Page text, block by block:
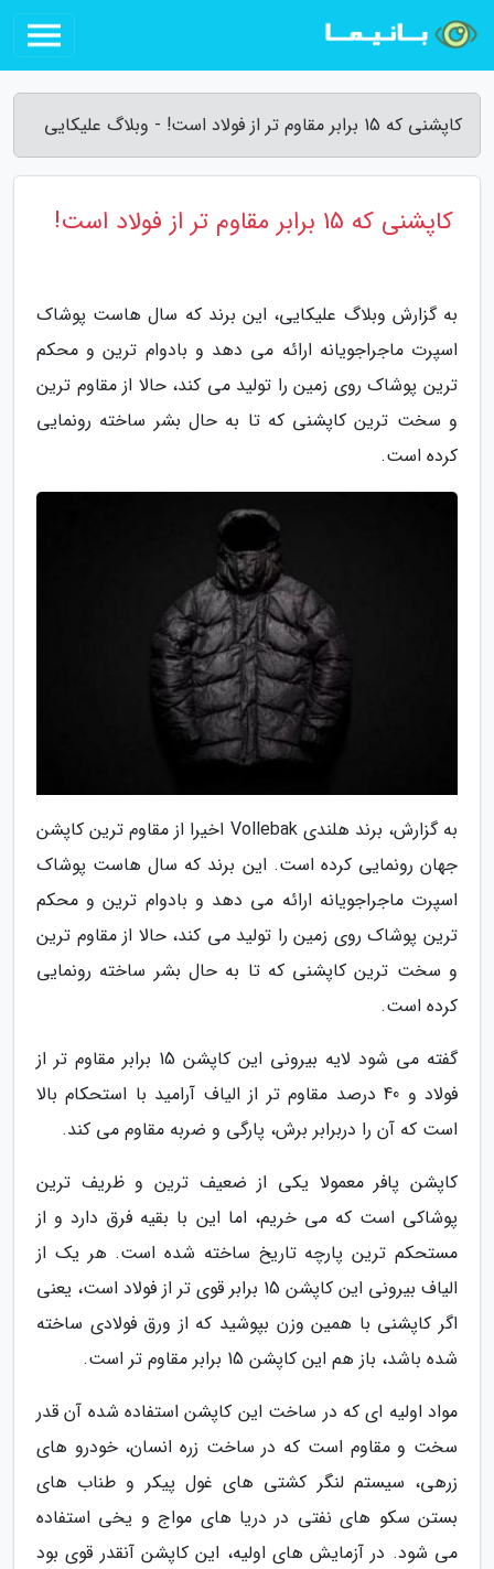
کاپشنی که 15 برابر مقاوم تر از فولاد است! - وبلاگ علیکایی
کاپشنی که 15 برابر مقاوم تر از فولاد است!
به گزارش وبلاگ علیکایی، این برند که سال هاست پوشاک
اسپرت ماجراجویانه ارائه می دهد و بادوام ترین و محکم
ترین پوشاک روی زمین را تولید می کند، حالا از مقاوم ترین
و سخت ترین کاپشنی که تا به حال بشر ساخته رونمایی
کرده است.
به گزارش، برند هلندی Vollebak اخیرا از مقاوم ترین کاپشن
جهان رونمایی کرده است. این برند که سال هاست پوشاک
اسپرت ماجراجویانه ارائه می دهد و بادوام ترین و محکم
ترین پوشاک روی زمین را تولید می کند، حالا از مقاوم ترین
و سخت ترین کاپشنی که تا به حال بشر ساخته رونمایی
کرده است.
گفته می شود لایه بیرونی این کاپشن 15 برابر مقاوم تر از
فولاد و 40 درصد مقاوم تر از الیاف آرامید با استحکام بالا
است که آن را دربرابر برش، پارگی و ضربه مقاوم می کند.
کاپشن پافر معمولا یکی از ضعیف ترین و ظریف ترین
پوشاکی است که می خریم، اما این با بقیه فرق دارد و از
مستحکم ترین پارچه تاریخ ساخته شده است. هر یک از
الیاف بیرونی این کاپشن 15 برابر قوی تر از فولاد است، یعنی
اگر کاپشنی با همین وزن بپوشید که از ورق فولادی ساخته
شده باشد، باز هم این کاپشن 15 برابر مقاوم تر است.
مواد اولیه ای که در ساخت این کاپشن استفاده شده آن قدر
سخت و مقاوم است که در ساخت زره انسان، خودرو های
زرهی، سیستم لنگر کشتی های غول پیکر و طناب های
بستن سکو های نفتی در دریا های مواج و یخی استفاده
می شود. در آزمایش های اولیه، این کاپشن آنقدر قوی بود